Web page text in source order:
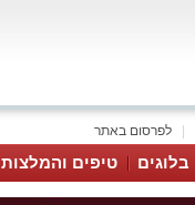
לפרסום באתר
בלוגים טיפים והמלצות